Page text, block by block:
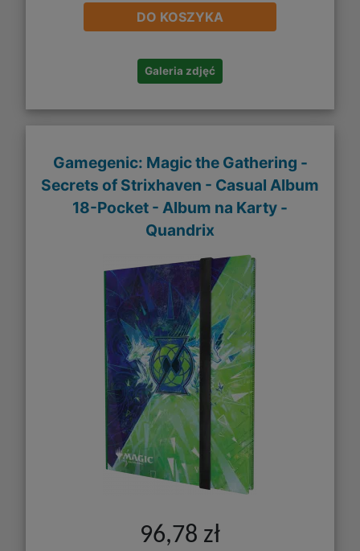
DO KOSZYKA
Galeria zdjęć
Gamegenic: Magic the Gathering -
Secrets of Strixhaven - Casual Album
18-Pocket - Album na Karty -
Quandrix
96,78 zł